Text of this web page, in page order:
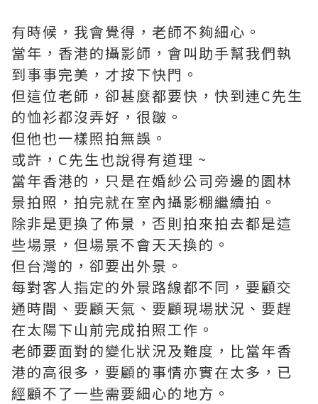
有時候，我會覺得，老師不夠細心。
當年，香港的攝影師，會叫助手幫我們執
到事事完美，才按下快門。
但這位老師，卻甚麼都要快，快到連C先生
的恤衫都沒弄好，很皺。
但他也一樣照拍無誤。
或許，C先生也說得有道理 ~
當年香港的，只是在婚紗公司旁邊的園林
景拍照，拍完就在室內攝影棚繼續拍。
除非是更換了佈景，否則拍來拍去都是這
些場景，但場景不會天天換的。
但台灣的，卻要出外景。
每對客人指定的外景路線都不同，要顧交
通時間、要顧天氣、要顧現場狀況、要趕
在太陽下山前完成拍照工作。
老師要面對的變化狀況及難度，比當年香
港的高很多，要顧的事情亦實在太多，已
經顧不了一些需要細心的地方。